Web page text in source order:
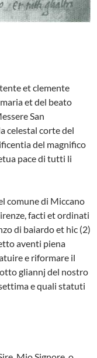
et clemente
et del beato
San
celestal corte del
del magnifico
pace di tutti li
co­mune di Miccano
facti et ordinati
di baiardo et hic (2)
aventi piena
e rifor­mare il
gliannj del nostro
e quali statuti